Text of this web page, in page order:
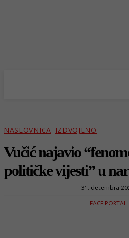
NASLOVNICA IZDVOJENO
Vučić najavio
političke vijesti” u
31. decembra
FACE PORTAL